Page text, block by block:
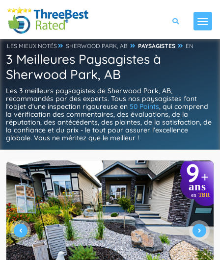
LES MIEUX NOTÉS SHERWOOD PARK, AB PAYSAGISTES EN
3 Meilleures Paysagistes à
Sherwood Park, AB
Les 3 meilleurs paysagistes de Sherwood Park, AB,
recommandés par des experts. Tous nos paysagistes font
l'objet d'une inspection rigoureuse en 50 Points, qui comprend
la vérification des commentaires, des évaluations, de la
réputation, des antécédents, des plaintes, de la satisfaction, de
la confiance et du prix - le tout pour assurer l'excellence
globale. Vous ne méritez que le meilleur !
9+
ans
en TBR